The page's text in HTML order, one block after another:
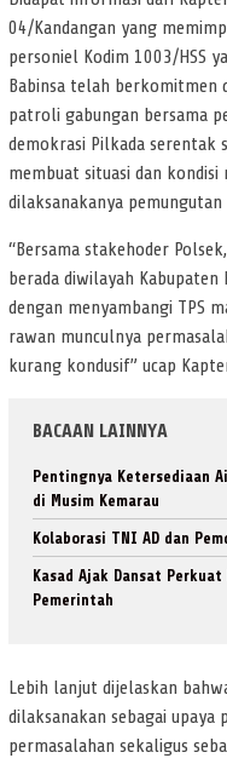
04/Kandangan yang
personiel Kodim 1003/HSS
Babinsa telah berkomitmen
patroli gabungan bersama
demokrasi Pilkada serentak
membuat situasi dan
dilaksanakanya pemungutan
“Bersama stakehoder
berada diwilayah
dengan menyambangi TPS
rawan munculnya
kurang kondusif” ucap
BACAAN LAINNYA
Pentingnya Ketersediaan
di Musim Kemarau
Kolaborasi TNI AD dan
Kasad Ajak Dansat
Pemerintah
Lebih lanjut dijelaskan
dilaksanakan sebagai
permasalahan sekaligus